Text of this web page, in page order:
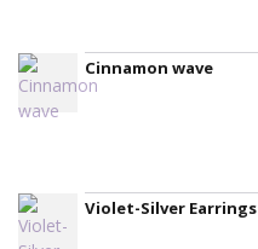
Cinnamon wave
Violet-Silver Earrings